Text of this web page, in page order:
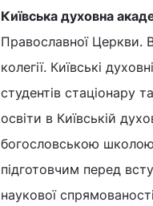
Київська духовна
Православної Церкви.
колегії. Київські
студентів стаціонару
освіти в Київській
богословською школою
підготовчим перед
наукової